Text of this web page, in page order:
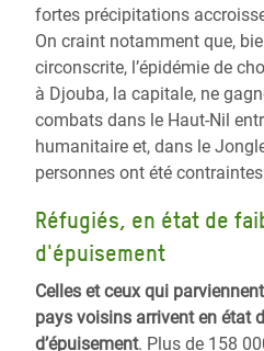
fortes précipitations
On craint notamment que,
circonscrite, l’épidémie de
à Djouba, la capitale, ne
combats dans le Haut-Nil
humanitaire et, dans le
personnes ont été
Réfugiés, en état de
d'épuisement
Celles et ceux qui
pays voisins arrivent en état
d’épuisement. Plus de 158